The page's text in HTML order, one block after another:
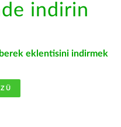
indirin
eklentisini indirmek